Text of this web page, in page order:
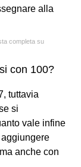
alla
completa su
con 100?
tuttavia
si
vale infine
anche con